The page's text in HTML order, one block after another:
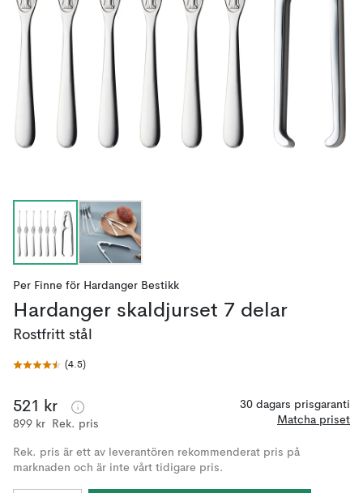
Per Finne för Hardanger Bestikk
Hardanger skaldjurset 7 delar
Rostfritt stål
(4.5)
521 kr
899 kr Rek. pris
30 dagars prisgaranti
Matcha priset
Rek. pris är ett av leverantören rekommenderat pris på
marknaden och är inte vårt tidigare pris.